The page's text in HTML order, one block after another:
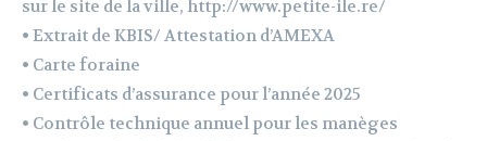
sur le site de la ville, http://www.petite-ile.re/
• Extrait de KBIS/ Attestation d’AMEXA
• Carte foraine
• Certificats d’assurance pour l’année 2025
• Contrôle technique annuel pour les manèges